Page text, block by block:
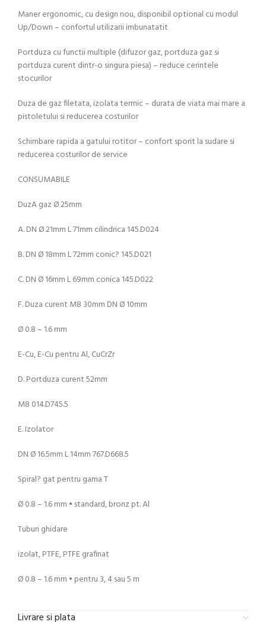
Maner ergonomic, cu design nou, disponibil optional cu modul
Up/Down – confortul utilizarii imbunatatit
Portduza cu functii multiple (difuzor gaz, portduza gaz si
portduza curent dintr-o singura piesa) – reduce cerintele
stocurilor
Duza de gaz filetata, izolata termic – durata de viata mai mare a
pistoletului si reducerea costurilor
Schimbare rapida a gatului rotitor – confort sporit la sudare si
reducerea costurilor de service
CONSUMABILE
DuzA gaz Ø 25mm
A. DN Ø 21mm L 71mm cilindrica 145.D024
B. DN Ø 18mm L 72mm conic? 145.D021
C. DN Ø 16mm L 69mm conica 145.D022
F. Duza curent M8 30mm DN Ø 10mm
Ø 0.8 – 1.6 mm
E-Cu, E-Cu pentru Al, CuCrZr
D. Portduza curent 52mm
M8 014.D745.5
E. Izolator
DN Ø 16.5mm L 14mm 767.D668.5
Spiral? gat pentru gama T
Ø 0.8 – 1.6 mm • standard, bronz pt. Al
Tuburi ghidare
izolat, PTFE, PTFE grafinat
Ø 0.8 – 1.6 mm • pentru 3, 4 sau 5 m
Livrare si plata